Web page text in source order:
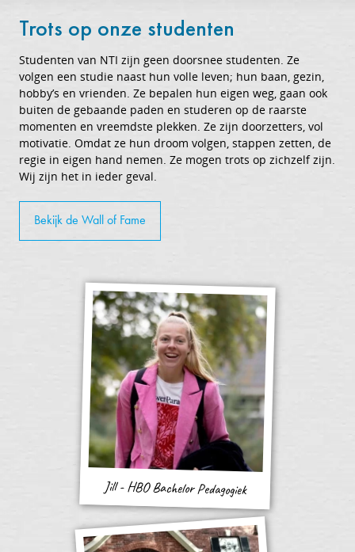
Trots op onze studenten
Studenten van NTI zijn geen doorsnee studenten. Ze
volgen een studie naast hun volle leven; hun baan, gezin,
hobby’s en vrienden. Ze bepalen hun eigen weg, gaan ook
buiten de gebaande paden en studeren op de raarste
momenten en vreemdste plekken. Ze zijn doorzetters, vol
motivatie. Omdat ze hun droom volgen, stappen zetten, de
regie in eigen hand nemen. Ze mogen trots op zichzelf zijn.
Wij zijn het in ieder geval.
Bekijk de Wall of Fame
Jill - HBO Bachelor Pedagogiek